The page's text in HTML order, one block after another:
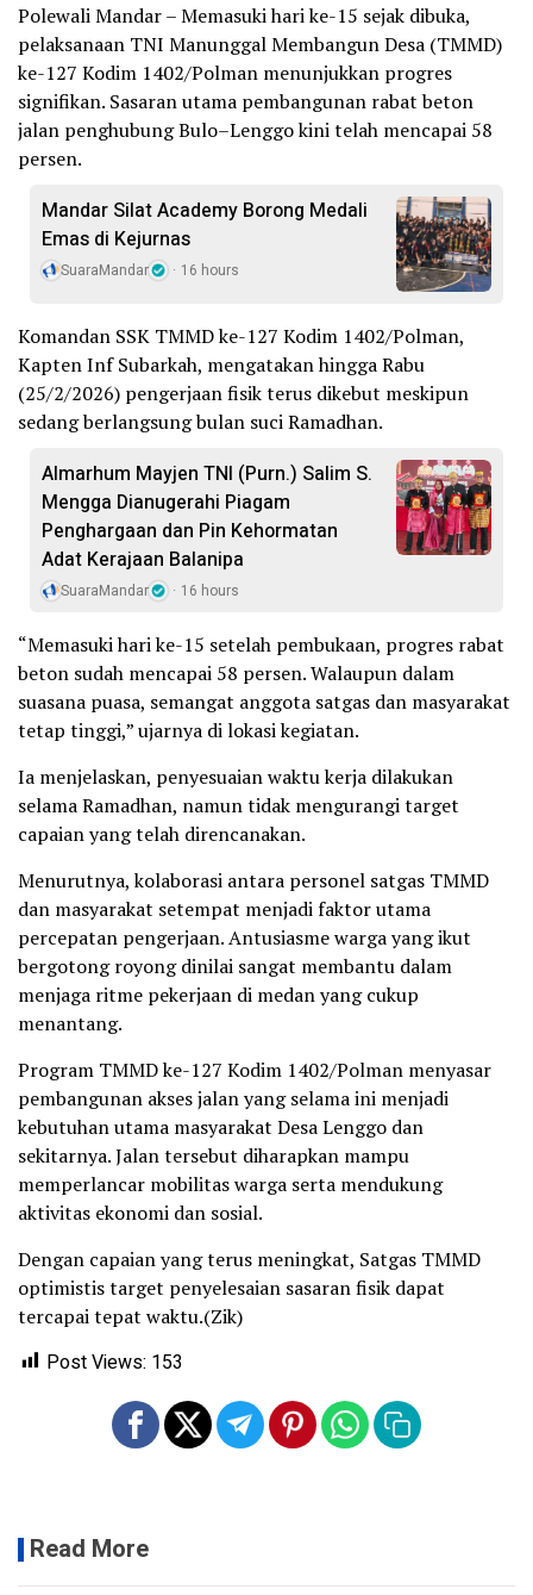
Polewali Mandar – Memasuki hari ke-15 sejak dibuka,
pelaksanaan TNI Manunggal Membangun Desa (TMMD)
ke-127 Kodim 1402/Polman menunjukkan progres
signifikan. Sasaran utama pembangunan rabat beton
jalan penghubung Bulo–Lenggo kini telah mencapai 58
persen.
Mandar Silat Academy Borong Medali
Emas di Kejurnas
SuaraMandar 16 hours
Komandan SSK TMMD ke-127 Kodim 1402/Polman,
Kapten Inf Subarkah, mengatakan hingga Rabu
(25/2/2026) pengerjaan fisik terus dikebut meskipun
sedang berlangsung bulan suci Ramadhan.
Almarhum Mayjen TNI (Purn.) Salim S.
Mengga Dianugerahi Piagam
Penghargaan dan Pin Kehormatan
Adat Kerajaan Balanipa
SuaraMandar 16 hours
“Memasuki hari ke-15 setelah pembukaan, progres rabat
beton sudah mencapai 58 persen. Walaupun dalam
suasana puasa, semangat anggota satgas dan masyarakat
tetap tinggi,” ujarnya di lokasi kegiatan.
Ia menjelaskan, penyesuaian waktu kerja dilakukan
selama Ramadhan, namun tidak mengurangi target
capaian yang telah direncanakan.
Menurutnya, kolaborasi antara personel satgas TMMD
dan masyarakat setempat menjadi faktor utama
percepatan pengerjaan. Antusiasme warga yang ikut
bergotong royong dinilai sangat membantu dalam
menjaga ritme pekerjaan di medan yang cukup
menantang.
Program TMMD ke-127 Kodim 1402/Polman menyasar
pembangunan akses jalan yang selama ini menjadi
kebutuhan utama masyarakat Desa Lenggo dan
sekitarnya. Jalan tersebut diharapkan mampu
memperlancar mobilitas warga serta mendukung
aktivitas ekonomi dan sosial.
Dengan capaian yang terus meningkat, Satgas TMMD
optimistis target penyelesaian sasaran fisik dapat
tercapai tepat waktu.(Zik)
Post Views: 153
Read More